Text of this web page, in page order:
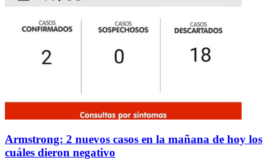
Armstrong: 2 nuevos casos en la mañana de hoy los
cuáles dieron negativo